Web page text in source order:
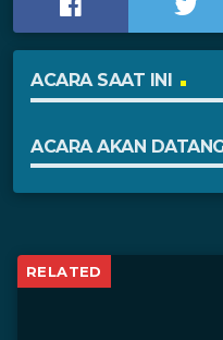
ACARA SAAT INI
ACARA AKAN
RELATED